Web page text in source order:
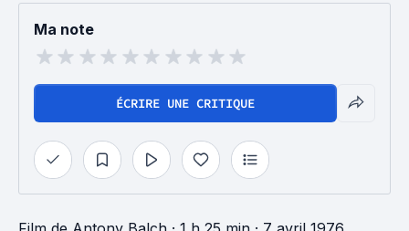
Ma note
ÉCRIRE UNE CRITIQUE